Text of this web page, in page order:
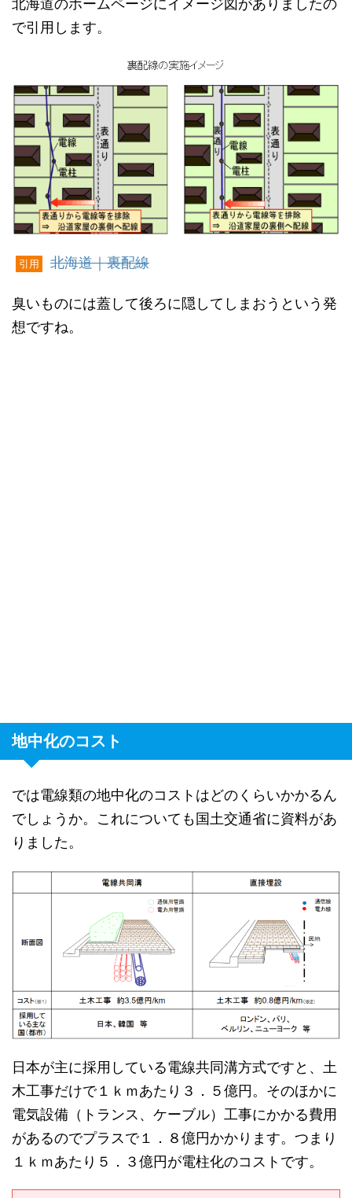
北海道のホームページにイメージ図がありましたの
で引用します。
引用 北海道｜裏配線
臭いものには蓋して後ろに隠してしまおうという発
想ですね。
地中化のコスト
では電線類の地中化のコストはどのくらいかかるん
でしょうか。これについても国土交通省に資料があ
りました。
日本が主に採用している電線共同溝方式ですと、土
木工事だけで１ｋｍあたり３．５億円。そのほかに
電気設備（トランス、ケーブル）工事にかかる費用
があるのでプラスで１．８億円かかります。つまり
１ｋｍあたり５．３億円が電柱化のコストです。